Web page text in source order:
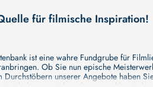
für filmische Inspiration!
ist eine wahre Fundgrube für
Ob Sie nun epische
Durchstöbern unserer Angebote haben